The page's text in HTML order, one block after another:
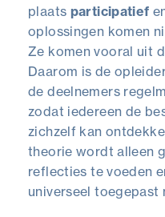
plaats participatief
oplossingen komen
Ze komen vooral uit
Daarom is de
de deelnemers
zodat iedereen de
zichzelf kan
theorie wordt alleen
reflecties te voeden
universeel toegepast